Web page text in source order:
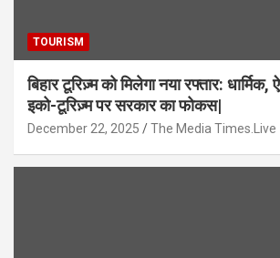
TOURISM
बिहार टूरिज़्म को मिलेगा नया रफ्तार:
इको-टूरिज़्म पर सरकार का फोकस|
December 22, 2025 The Media Times.Live